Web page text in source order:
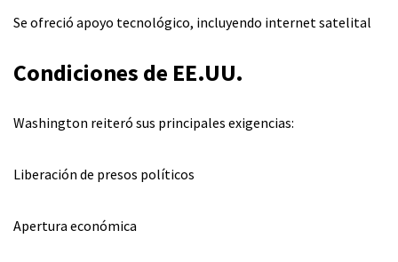
Se ofreció apoyo tecnológico, incluyendo internet satelital
Condiciones de EE.UU.
Washington reiteró sus principales exigencias:
Liberación de presos políticos
Apertura económica